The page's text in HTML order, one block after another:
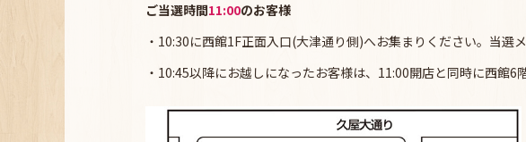
ご当選時間11:00のお客様
・10:30に西館1F正面入口(大津通り側)へお集まりください。当選
・10:45以降にお越しになったお客様は、11:00開店と同時に西館6